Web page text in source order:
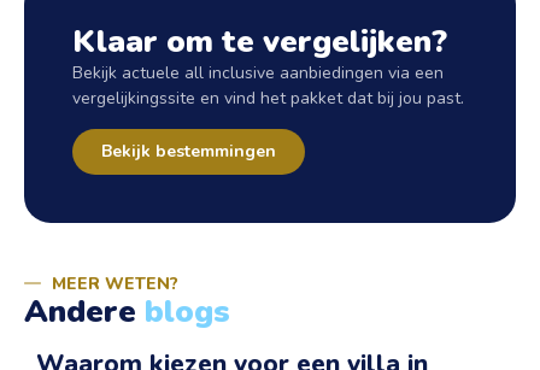
Klaar om te vergelijken?
Bekijk actuele all inclusive aanbiedingen via een
vergelijkingssite en vind het pakket dat bij jou past.
Bekijk bestemmingen
MEER WETEN?
Andere blogs